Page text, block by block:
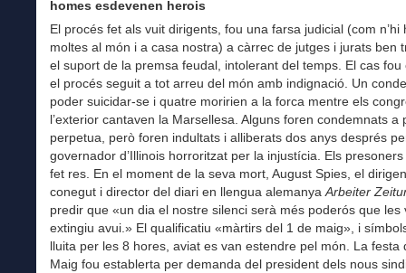
homes esdevenen herois
El procés fet als vuit dirigents, fou una farsa judicial (com n’hi
moltes al món i a casa nostra) a càrrec de jutges i jurats ben
el suport de la premsa feudal, intolerant del temps. El cas fou
el procés seguit a tot arreu del món amb indignació. Un
poder suicidar-se i quatre moririen a la forca mentre els
l’exterior cantaven la Marsellesa. Alguns foren condemnats a
perpetua, però foren indultats i alliberats dos anys després
governador d’Illinois horroritzat per la injustícia. Els
fet res. En el moment de la seva mort, August Spies, el
conegut i director del diari en llengua alemanya Arbeiter
predir que «un dia el nostre silenci serà més poderós que les
extingiu avui.» El qualificatiu «màrtirs del 1 de maig», i
lluita per les 8 hores, aviat es van estendre pel món. La festa
Maig fou establerta per demanda del president dels nous